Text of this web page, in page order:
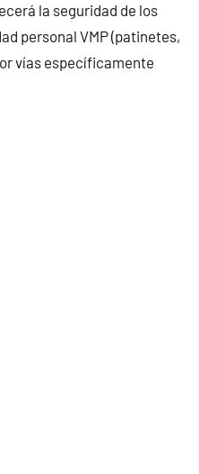
la seguridad de los
personal VMP (patinetes,
vías específicamente